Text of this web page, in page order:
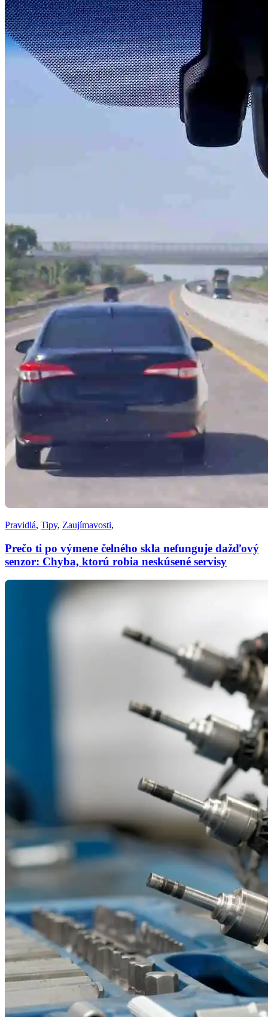
Pravidlá, Tipy, Zaujímavosti,
Prečo ti po výmene čelného skla nefunguje dažďový
senzor: Chyba, ktorú robia neskúsené servisy